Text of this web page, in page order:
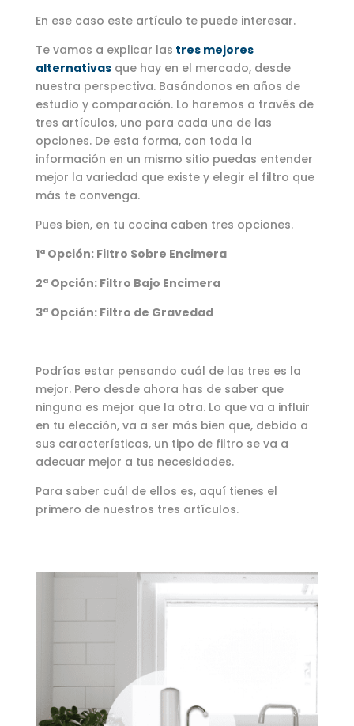
En ese caso este artículo te puede interesar.
Te vamos a explicar las tres mejores
alternativasque hay en el mercado, desde
nuestra perspectiva. Basándonos en años de
estudio y comparación. Lo haremos a través de
tres artículos, uno para cada una de las
opciones. De esta forma, con toda la
información en un mismo sitio puedas entender
mejor la variedad que existe y elegir el filtro que
más te convenga.
Pues bien, en tu cocina caben tres opciones.
1ª Opción: Filtro Sobre Encimera
2ª Opción: Filtro Bajo Encimera
3ª Opción: Filtro de Gravedad
Podrías estar pensando cuál de las tres es la
mejor. Pero desde ahora has de saber que
ninguna es mejor que la otra. Lo que va a influir
en tu elección, va a ser más bien que, debido a
sus características, un tipo de filtro se va a
adecuar mejor a tus necesidades.
Para saber cuál de ellos es, aquí tienes el
primero de nuestros tres artículos.